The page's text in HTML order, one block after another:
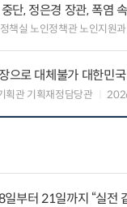
단, 정은경 장관, 폭염
책실 노인정책관 노인지원과
으로 대체불가 대한민
획관 기획재정담당관
부터 21일까지 “실전